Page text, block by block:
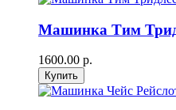
Машинка Тим
1600.00 р.